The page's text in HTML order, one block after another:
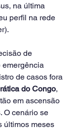
na última
perfil na rede
de
emergência
de casos fora
do Congo,
em ascensão
O cenário se
últimos meses